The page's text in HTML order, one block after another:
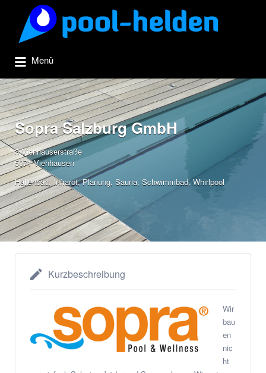
Suchen
nach:
Menü
Sopra Salzburg GmbH
3 Viehhauserstraße
5071 Viehhausen
Hallenbad, Infrarot,Planung, Sauna, Schwimmbad,Whirlpool
Kurzbeschreibung
Wir
bau
en
nic
ht